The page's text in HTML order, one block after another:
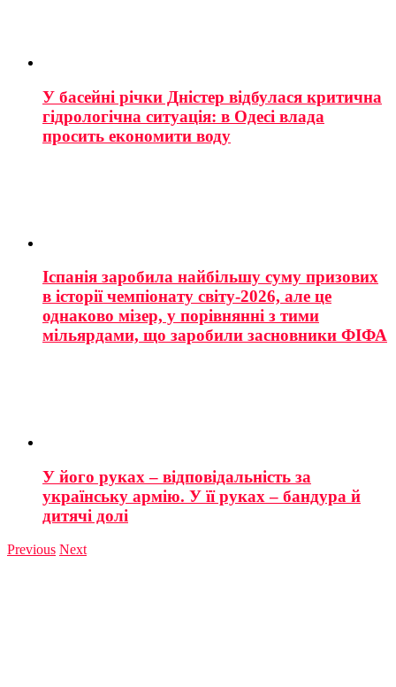
У басейні річки Дністер відбулася критична
гідрологічна ситуація: в Одесі влада
просить економити воду
Іспанія заробила найбільшу суму призових
в історії чемпіонату світу-2026, але це
однаково мізер, у порівнянні з тими
мільярдами, що заробили засновники ФІФА
У його руках – відповідальність за
українську армію. У її руках – бандура й
дитячі долі
Previous Next